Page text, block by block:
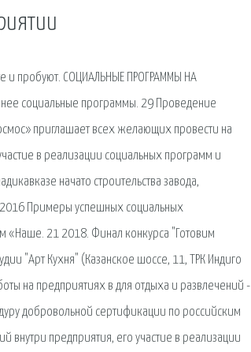
и пробуют. СОЦИАЛЬНЫЕ ПРОГРАММЫ НА
социальные программы. 29 Проведение
приглашает всех желающих провести на
в реализации социальных программ и
начато строительства завода,
Примеры успешных социальных
«Наше. 21 2018. Финал конкурса "Готовим
"Арт Кухня" (Казанское шоссе, 11, ТРК Индиго
на предприятиях в для отдыха и развлечений -
добровольной сертификации по российским
внутри предприятия, его участие в реализации